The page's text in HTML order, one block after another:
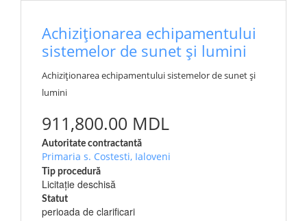
Achiziționarea echipamentului
sistemelor de sunet și lumini
Achiziționarea echipamentului sistemelor de sunet și
lumini
911,800.00 MDL
Autoritate contractantă
Primaria s. Costesti, Ialoveni
Tip procedură
Licitație deschisă
Statut
perioada de clarificari